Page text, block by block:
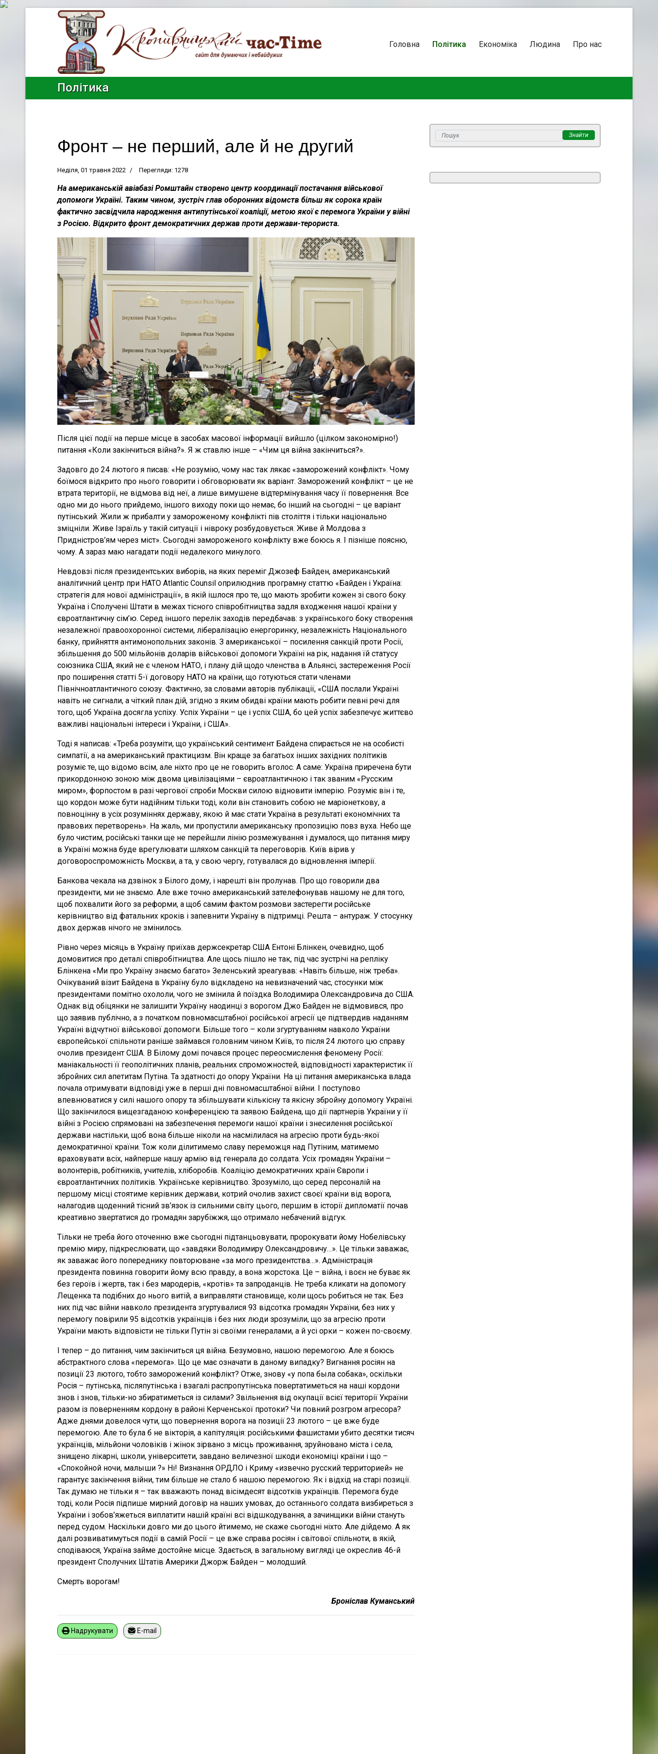
Головна Політика Економіка Людина Про нас
Політика
Фронт – не перший, але й не другий
Неділя, 01 травня 2022 Перегляди: 1278
На американській авіабазі Ромштайн створено центр координації постачання військової
допомоги Україні. Таким чином, зустріч глав оборонних відомств більш як сорока країн
фактично засвідчила народження антипутінської коаліції, метою якої є перемога України у війні
з Росією. Відкрито фронт демократичних держав проти держави-терориста.
Після цієї події на перше місце в засобах масової інформації вийшло (цілком закономірно!)
питання «Коли закінчиться війна?». Я ж ставлю інше – «Чим ця війна закінчиться?».
Задовго до 24 лютого я писав: «Не розумію, чому нас так лякає «заморожений конфлікт». Чому
боїмося відкрито про нього говорити і обговорювати як варіант. Заморожений конфлікт – це не
втрата території, не відмова від неї, а лише вимушене відтермінування часу її повернення. Все
одно ми до нього прийдемо, іншого виходу поки що немає, бо інший на сьогодні – це варіант
путінський. Жили ж прибалти у замороженому конфлікті пів століття і тільки національно
зміцніли. Живе Ізраїль у такій ситуації і нівроку розбудовується. Живе й Молдова з
Придністров’ям через міст». Сьогодні замороженого конфлікту вже боюсь я. І пізніше поясню,
чому. А зараз маю нагадати події недалекого минулого.
Невдовзі після президентських виборів, на яких переміг Джозеф Байден, американський
аналітичний центр при НАТО Atlantic Counsil оприлюднив програмну статтю «Байден і Україна:
стратегія для нової адміністрації», в якій ішлося про те, що мають зробити кожен зі свого боку
Україна і Сполучені Штати в межах тісного співробітництва задля входження нашої країни у
євроатлантичну сім’ю. Серед іншого перелік заходів передбачав: з українського боку створення
незалежної правоохоронної системи, лібералізацію енергоринку, незалежність Національного
банку, прийняття антимонопольних законів. З американської – посилення санкцій проти Росії,
збільшення до 500 мільйонів доларів військової допомоги Україні на рік, надання їй статусу
союзника США, який не є членом НАТО, і плану дій щодо членства в Альянсі, застереження Росії
про поширення статті 5-ї договору НАТО на країни, що готуються стати членами
Північноатлантичного союзу. Фактично, за словами авторів публікації, «США послали Україні
навіть не сигнали, а чіткий план дій, згідно з яким обидві країни мають робити певні речі для
того, щоб Україна досягла успіху. Успіх України – це і успіх США, бо цей успіх забезпечує життєво
важливі національні інтереси і України, і США».
Тоді я написав: «Треба розуміти, що український сентимент Байдена спирається не на особисті
симпатії, а на американський практицизм. Він краще за багатьох інших західних політиків
розуміє те, що відомо всім, але ніхто про це не говорить вголос. А саме: Україна приречена бути
прикордонною зоною між двома цивілізаціями – євроатлантичною і так званим «Русским
миром», форпостом в разі чергової спроби Москви силою відновити імперію. Розуміє він і те,
що кордон може бути надійним тільки тоді, коли він становить собою не маріонеткову, а
повноцінну в усіх розуміннях державу, якою й має стати Україна в результаті економічних та
правових перетворень». На жаль, ми пропустили американську пропозицію повз вуха. Небо ще
було чистим, російські танки ще не перейшли лінію розмежування і думалося, що питання миру
в Україні можна буде врегулювати шляхом санкцій та переговорів. Київ вірив у
договороспроможність Москви, а та, у свою чергу, готувалася до відновлення імперії.
Банкова чекала на дзвінок з Білого дому, і нарешті він пролунав. Про що говорили два
президенти, ми не знаємо. Але вже точно американський зателефонував нашому не для того,
щоб похвалити його за реформи, а щоб самим фактом розмови застерегти російське
керівництво від фатальних кроків і запевнити Україну в підтримці. Решта – антураж. У стосунку
двох держав нічого не змінилось.
Рівно через місяць в Україну приїхав держсекретар США Ентоні Блінкен, очевидно, щоб
домовитися про деталі співробітництва. Але щось пішло не так, під час зустрічі на репліку
Блінкена «Ми про Україну знаємо багато» Зеленський зреагував: «Навіть більше, ніж треба».
Очікуваний візит Байдена в Україну було відкладено на невизначений час, стосунки між
президентами помітно охололи, чого не змінила й поїздка Володимира Олександровича до США.
Однак від обіцянки не залишити Україну наодинці з ворогом Джо Байден не відмовився, про
що заявив публічно, а з початком повномасштабної російської агресії це підтвердив наданням
Україні відчутної військової допомоги. Більше того – коли згуртуванням навколо України
європейської спільноти раніше займався головним чином Київ, то після 24 лютого цю справу
очолив президент США. В Білому домі почався процес переосмислення феномену Росії:
маніакальності її геополітичних планів, реальних спроможностей, відповідності характеристик її
збройних сил апетитам Путіна. Та здатності до опору України. На ці питання американська влада
почала отримувати відповіді уже в перші дні повномасштабної війни. І поступово
впевнюватися у силі нашого опору та збільшувати кількісну та якісну збройну допомогу Україні.
Що закінчилося вищезгаданою конференцією та заявою Байдена, що дії партнерів України у її
війні з Росією спрямовані на забезпечення перемоги нашої країни і знесилення російської
держави настільки, щоб вона більше ніколи на насмілилася на агресію проти будь-якої
демократичної країни. Тож коли ділитимемо славу переможця над Путіним, матимемо
враховувати всіх, найперше нашу армію від генерала до солдата. Усіх громадян України –
волонтерів, робітників, учителів, хліборобів. Коаліцію демократичних країн Європи і
євроатлантичних політиків. Українське керівництво. Зрозуміло, що серед персоналій на
першому місці стоятиме керівник держави, котрий очолив захист своєї країни від ворога,
налагодив щоденний тісний зв’язок із сильними світу цього, першим в історії дипломатії почав
креативно звертатися до громадян зарубіжжя, що отримало небачений відгук.
Тільки не треба його оточенню вже сьогодні підтанцьовувати, пророкувати йому Нобелівську
премію миру, підкреслювати, що «завдяки Володимиру Олександровичу…». Це тільки заважає,
як заважає його попереднику повторюване «за мого президентства…». Адміністрація
президента повинна говорити йому всю правду, а вона жорстока. Це – війна, і воєн не буває як
без героїв і жертв, так і без мародерів, «кротів» та запроданців. Не треба кликати на допомогу
Лещенка та подібних до нього витій, а виправляти становище, коли щось робиться не так. Без
них під час війни навколо президента згуртувалися 93 відсотка громадян України, без них у
перемогу повірили 95 відсотків українців і без них люди зрозуміли, що за агресію проти
України мають відповісти не тільки Путін зі своїми генералами, а й усі орки – кожен по-своєму.
І тепер – до питання, чим закінчиться ця війна. Безумовно, нашою перемогою. Але я боюсь
абстрактного слова «перемога». Що це має означати в даному випадку? Вигнання росіян на
позиції 23 лютого, тобто заморожений конфлікт? Отже, знову «у попа была собака», оскільки
Росія – путінська, післяпутінська і взагалі распропутінська повертатиметься на наші кордони
знов і знов, тільки-но збиратиметься із силами? Звільнення від окупації всієї території України
разом із поверненням кордону в районі Керченської протоки? Чи повний розгром агресора?
Адже днями довелося чути, що повернення ворога на позиції 23 лютого – це вже буде
перемогою. Але то була б не вікторія, а капітуляція: російськими фашистами убито десятки тисяч
українців, мільйони чоловіків і жінок зірвано з місць проживання, зруйновано міста і села,
знищено лікарні, школи, університети, завдано величезної шкоди економіці країни і що –
«Спокойной ночи, малыши ?» Ні! Визнання ОРДЛО і Криму «извечно русский территорией» не
гарантує закінчення війни, тим більше не стало б нашою перемогою. Як і відхід на старі позиції.
Так думаю не тільки я – так вважають понад вісімдесят відсотків українців. Перемога буде
тоді, коли Росія підпише мирний договір на наших умовах, до останнього солдата визбиреться з
України і зобов’яжеться виплатити нашій країні всі відшкодування, а зачинщики війни стануть
перед судом. Наскільки довго ми до цього йтимемо, не скаже сьогодні ніхто. Але дійдемо. А як
далі розвиватимуться події в самій Росії – це вже справа росіян і світової спільноти, в якій,
сподіваюся, Україна займе достойне місце. Здається, в загальному вигляді це окреслив 46-й
президент Сполучних Штатів Америки Джорж Байден – молодший.
Смерть ворогам!
Броніслав Куманський
Надрукувати E-mail
Знайти